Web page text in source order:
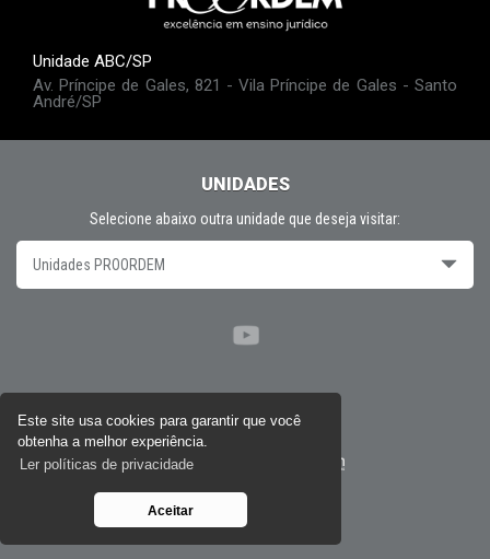
Este site usa cookies para garantir que você
obtenha a melhor experiência.
Ler políticas de privacidade
Aceitar
Unidade ABC/SP
Av. Príncipe de Gales, 821 - Vila Príncipe de Gales - Santo
André/SP
UNIDADES
Selecione abaixo outra unidade que deseja visitar:
Unidades PROORDEM
Desenvolvido por